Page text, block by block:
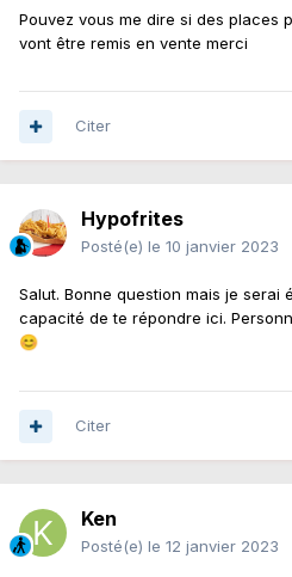
Pouvez vous me dire si des places
vont être remis en vente merci
Citer
Hypofrites
Posté(e) le 10 janvier 2023
Salut. Bonne question mais je serai
capacité de te répondre ici.
😊
Citer
Ken
Posté(e) le 12 janvier 2023